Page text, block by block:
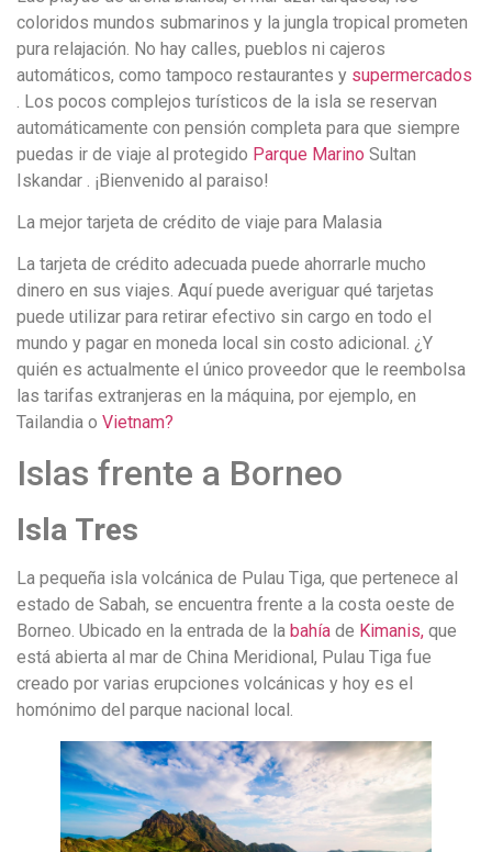
coloridos mundos submarinos y la jungla tropical prometen
pura relajación. No hay calles, pueblos ni cajeros
automáticos, como tampoco restaurantes y supermercados
. Los pocos complejos turísticos de la isla se reservan
automáticamente con pensión completa para que siempre
puedas ir de viaje al protegido Parque Marino Sultan
Iskandar . ¡Bienvenido al paraiso!
La mejor tarjeta de crédito de viaje para Malasia
La tarjeta de crédito adecuada puede ahorrarle mucho
dinero en sus viajes. Aquí puede averiguar qué tarjetas
puede utilizar para retirar efectivo sin cargo en todo el
mundo y pagar en moneda local sin costo adicional. ¿Y
quién es actualmente el único proveedor que le reembolsa
las tarifas extranjeras en la máquina, por ejemplo, en
Tailandia o Vietnam?
Islas frente a Borneo
Isla Tres
La pequeña isla volcánica de Pulau Tiga, que pertenece al
estado de Sabah, se encuentra frente a la costa oeste de
Borneo. Ubicado en la entrada de la bahía de Kimanis, que
está abierta al mar de China Meridional, Pulau Tiga fue
creado por varias erupciones volcánicas y hoy es el
homónimo del parque nacional local.